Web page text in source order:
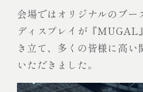
会場ではオリジナルのブー
ディスプレイが『MUGAL
き立て、多くの皆様に高い
いただきました。